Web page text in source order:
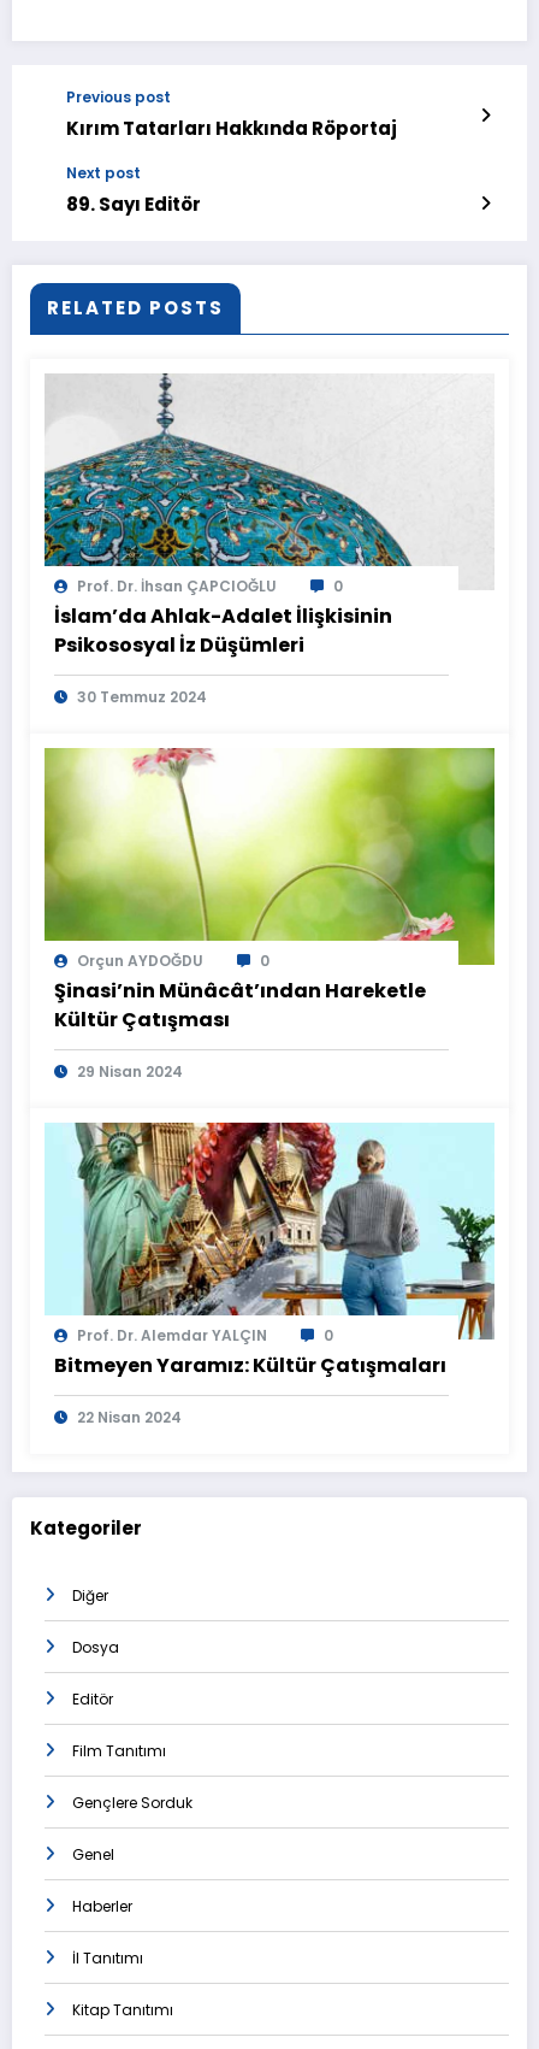
Previous post
Kırım Tatarları Hakkında Röportaj
Next post
89. Sayı Editör
RELATED POSTS
Prof. Dr. İhsan ÇAPCIOĞLU 0
İslam’da Ahlak-Adalet İlişkisinin
Psikososyal İz Düşümleri
30 Temmuz 2024
Orçun AYDOĞDU 0
Şinasi’nin Münâcât’ından Hareketle
Kültür Çatışması
29 Nisan 2024
Prof. Dr. Alemdar YALÇIN 0
Bitmeyen Yaramız: Kültür Çatışmaları
22 Nisan 2024
Kategoriler
Diğer
Dosya
Editör
Film Tanıtımı
Gençlere Sorduk
Genel
Haberler
İl Tanıtımı
Kitap Tanıtımı